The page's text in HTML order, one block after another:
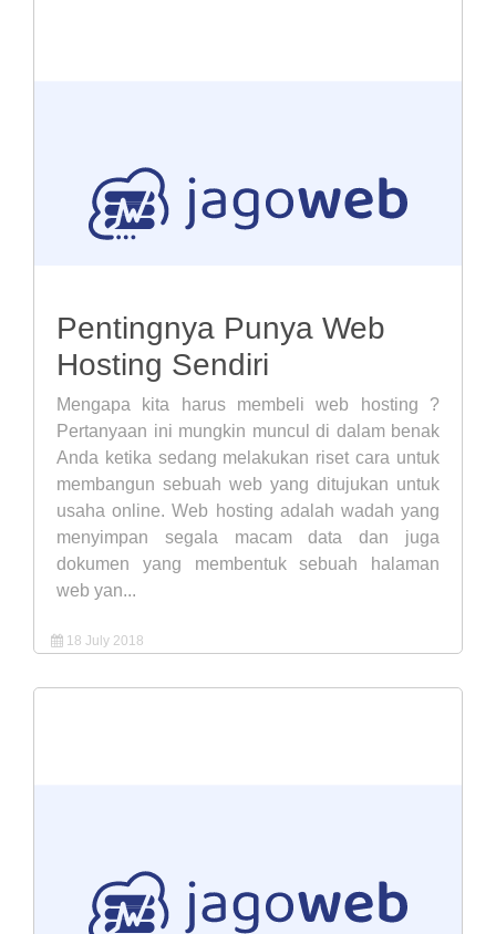
Pentingnya Punya Web
Hosting Sendiri
Mengapa kita harus membeli web hosting ?
Pertanyaan ini mungkin muncul di dalam benak
Anda ketika sedang melakukan riset cara untuk
membangun sebuah web yang ditujukan untuk
usaha online. Web hosting adalah wadah yang
menyimpan segala macam data dan juga
dokumen yang membentuk sebuah halaman
web yan...
18 July 2018